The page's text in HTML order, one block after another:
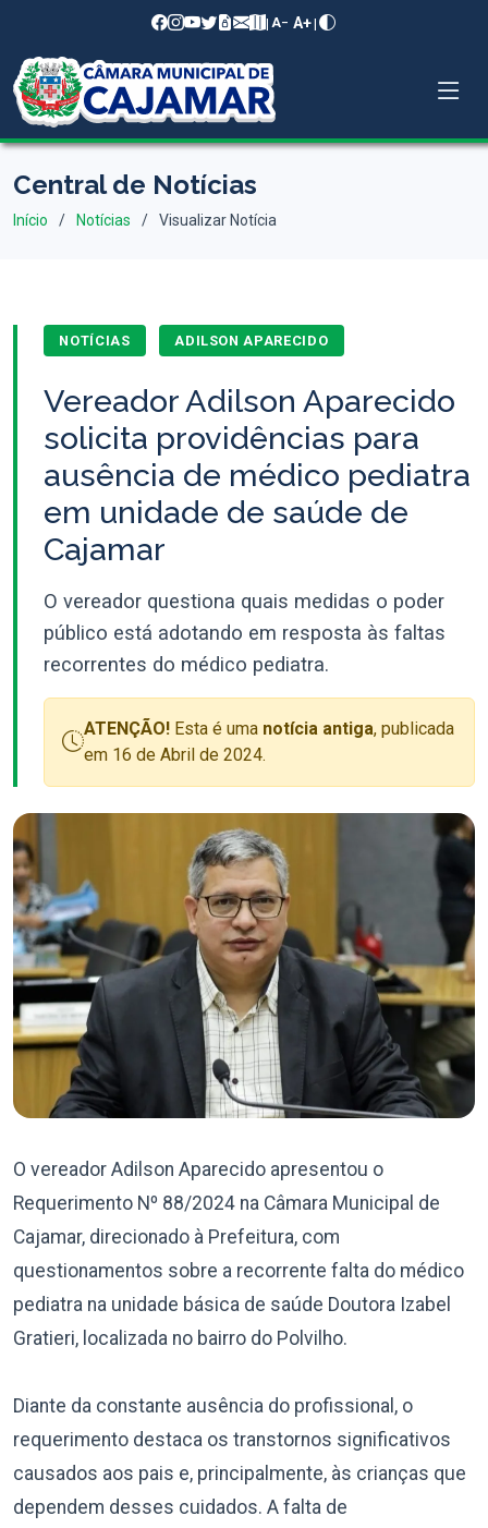
| A− A+|
Central de Notícias
Início Notícias Visualizar Notícia
NOTÍCIAS ADILSON APARECIDO
Vereador Adilson Aparecido
solicita providências para
ausência de médico pediatra
em unidade de saúde de
Cajamar
O vereador questiona quais medidas o poder
público está adotando em resposta às faltas
recorrentes do médico pediatra.
ATENÇÃO! Esta é uma notícia antiga, publicada
em 16 de Abril de 2024.
O vereador Adilson Aparecido apresentou o
Requerimento Nº 88/2024 na Câmara Municipal de
Cajamar, direcionado à Prefeitura, com
questionamentos sobre a recorrente falta do médico
pediatra na unidade básica de saúde Doutora Izabel
Gratieri, localizada no bairro do Polvilho.
Diante da constante ausência do profissional, o
requerimento destaca os transtornos significativos
causados aos pais e, principalmente, às crianças que
dependem desses cuidados. A falta de